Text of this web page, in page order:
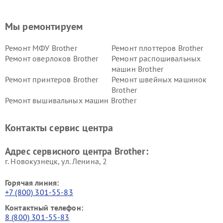
Мы ремонтируем
Ремонт МФУ Brother
Ремонт плоттеров Brother
Ремонт оверлоков Brother
Ремонт распошивальных
машин Brother
Ремонт принтеров Brother
Ремонт швейных машинок
Brother
Ремонт вышивальных машин Brother
Контакты сервис центра
Адрес сервисного центра Brother:
г. Новокузнецк, ул. Ленина, 2
Горячая линия:
+7 (800) 301-55-83
Контактный телефон:
8 (800) 301-55-83